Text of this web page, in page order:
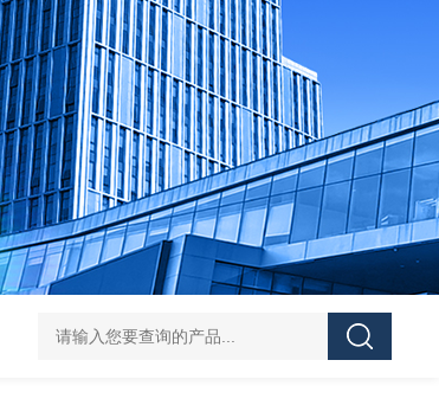
矿石生物燃料硫含量检测仪 SJTLY-2000高频红外碳硫仪